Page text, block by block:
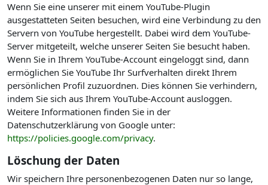
Wenn Sie eine unserer mit einem YouTube-Plugin
ausgestatteten Seiten besuchen, wird eine Verbindung zu den
Servern von YouTube hergestellt. Dabei wird dem YouTube-
Server mitgeteilt, welche unserer Seiten Sie besucht haben.
Wenn Sie in Ihrem YouTube-Account eingeloggt sind, dann
ermöglichen Sie YouTube Ihr Surfverhalten direkt Ihrem
persönlichen Profil zuzuordnen. Dies können Sie verhindern,
indem Sie sich aus Ihrem YouTube-Account ausloggen.
Weitere Informationen finden Sie in der
Datenschutzerklärung von Google unter:
https://policies.google.com/privacy.
Löschung der Daten
Wir speichern Ihre personenbezogenen Daten nur so lange,